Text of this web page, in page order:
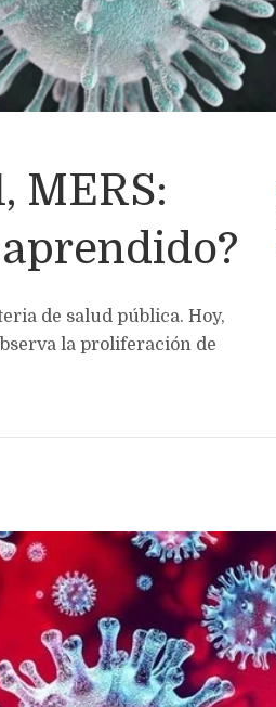
MERS:
de salud pública. Hoy,
la proliferación de